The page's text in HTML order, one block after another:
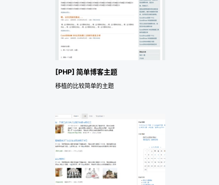
[PHP] 简单博客主题
移植的比较简单的主题